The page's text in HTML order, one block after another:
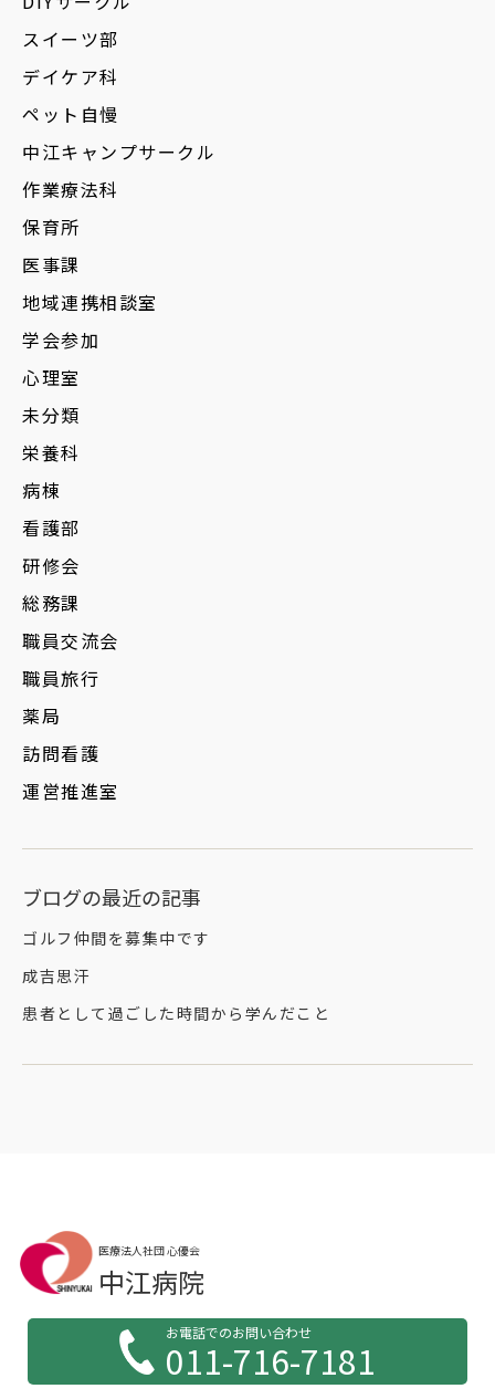
スイーツ部
デイケア科
ペット自慢
中江キャンプサークル
作業療法科
保育所
医事課
地域連携相談室
学会参加
心理室
未分類
栄養科
病棟
看護部
研修会
総務課
職員交流会
職員旅行
薬局
訪問看護
運営推進室
ブログの最近の記事
ゴルフ仲間を募集中です
成吉思汗
患者として過ごした時間から学んだこと
医療法人社団 心優会
中江病院
お電話でのお問い合わせ
011-716-7181